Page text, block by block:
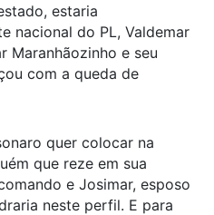
estaria
nacional do PL, Valdemar
Maranhãozinho e seu
com a queda de
quer colocar na
que reze em sua
e Josimar, esposo
neste perfil. E para